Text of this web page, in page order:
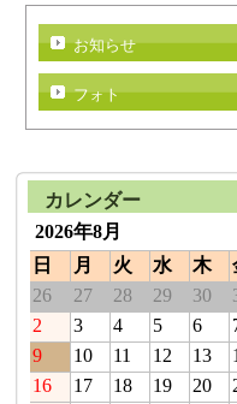
お知らせ
フォト
カレンダー
2026年8月
日
月 火 水 木
26
27 28 29 30
2
3 4 5 6
9
10 11 12 13
16
17 18 19 20